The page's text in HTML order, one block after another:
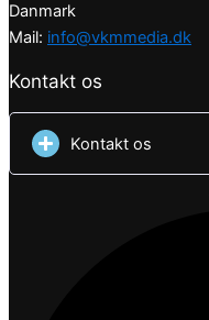
Danmark
Mail: info@vkmmedia.dk
Kontakt os
Kontakt os